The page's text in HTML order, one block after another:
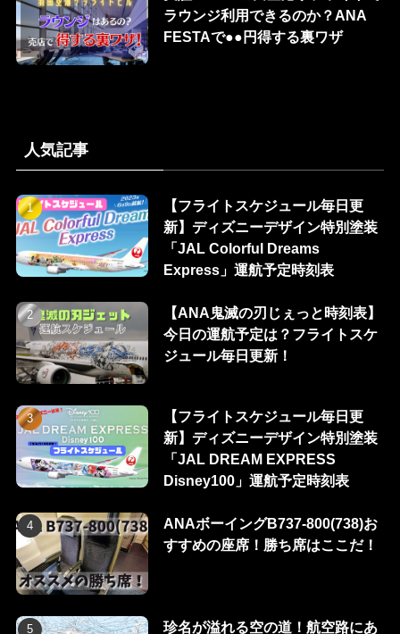
ラウンジ利用できるのか？ANA
FESTAで●●円得する裏ワザ
人気記事
【フライトスケジュール毎日更
新】ディズニーデザイン特別塗装
「JAL Colorful Dreams
Express」運航予定時刻表
【ANA鬼滅の刃じぇっと時刻表】
今日の運航予定は？フライトスケ
ジュール毎日更新！
【フライトスケジュール毎日更
新】ディズニーデザイン特別塗装
「JAL DREAM EXPRESS
Disney100」運航予定時刻表
ANAボーイングB737-800(738)お
すすめの座席！勝ち席はここだ！
珍名が溢れる空の道！航空路にあ